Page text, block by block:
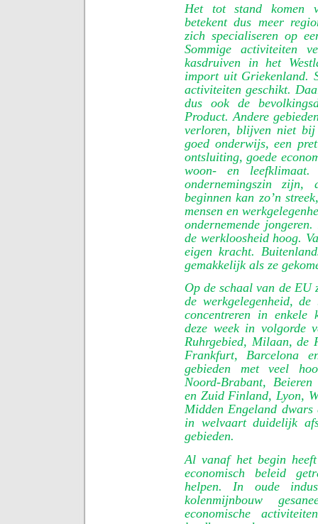
Het tot stand komen
betekent dus meer
zich specialiseren op
Sommige activiteiten
kasdruiven in het
import uit Griekenland.
activiteiten geschikt.
dus ook de
Product. Andere
verloren, blijven niet bij
goed onderwijs, een
ontsluiting, goede
woon- en
ondernemingszin zijn,
beginnen kan zo’n
mensen en
ondernemende
de werkloosheid hoog.
eigen kracht.
gemakkelijk als ze
Op de schaal van de EU
de werkgelegenheid,
concentreren in enkele
deze week in volgorde
Ruhrgebied, Milaan, de
Frankfurt, Barcelona
gebieden met veel
Noord-Brabant,
en Zuid Finland, Lyon,
Midden Engeland
in welvaart duidelijk
gebieden.
Al vanaf het begin
economisch beleid
helpen. In oude
kolenmijnbouw
economische